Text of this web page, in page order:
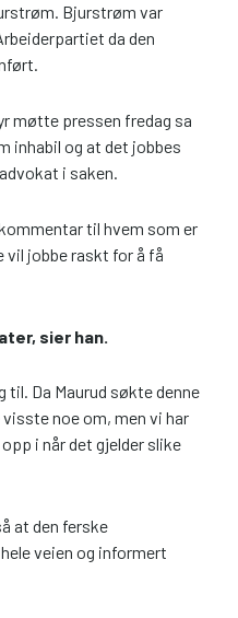
Bjurstrøm var
da den
møtte pressen fredag sa
inhabil og at det jobbes
i saken.
til hvem som er
vil jobbe raskt for å få
sier han.
til. Da Maurud søkte denne
noe om, men vi har
i når det gjelder slike
at den ferske
veien og informert